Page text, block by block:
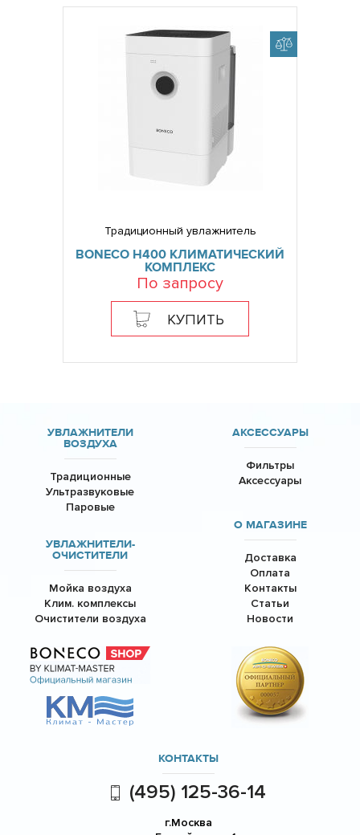
Традиционный увлажнитель
BONECO H400 КЛИМАТИЧЕСКИЙ
КОМПЛЕКС
По запросу
КУПИТЬ
УВЛАЖНИТЕЛИ
ВОЗДУХА
Традиционные
Ультразвуковые
Паровые
УВЛАЖНИТЕЛИ-
ОЧИСТИТЕЛИ
Мойка воздуха
Клим. комплексы
Очистители воздуха
АКСЕССУАРЫ
Фильтры
Аксессуары
О МАГАЗИНЕ
Доставка
Оплата
Контакты
Статьи
Новости
КОНТАКТЫ
(495) 125-36-14
г.Москва